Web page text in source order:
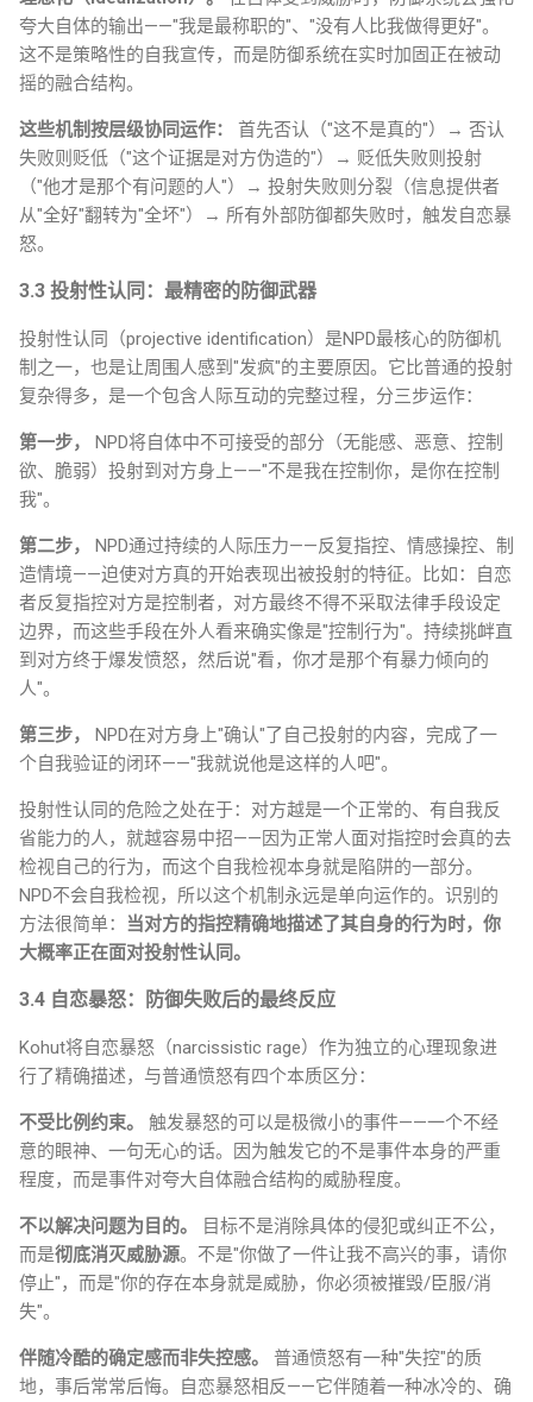
夸大自体的输出——"我是最称职的"、"没有人比我做得更好"。
这不是策略性的自我宣传，而是防御系统在实时加固正在被动
摇的融合结构。
这些机制按层级协同运作：
首先否认（"这不是真的"）→ 否认
失败则贬低（"这个证据是对方伪造的"）→ 贬低失败则投射
（"他才是那个有问题的人"）→ 投射失败则分裂（信息提供者
从"全好"翻转为"全坏"）→ 所有外部防御都失败时，触发自恋暴
怒。
3.3 投射性认同：最精密的防御武器
投射性认同（projective identification）是NPD最核心的防御机
制之一，也是让周围人感到"发疯"的主要原因。它比普通的投射
复杂得多，是一个包含人际互动的完整过程，分三步运作：
第一步，
NPD将自体中不可接受的部分（无能感、恶意、控制
欲、脆弱）投射到对方身上——"不是我在控制你，是你在控制
我"。
第二步，
NPD通过持续的人际压力——反复指控、情感操控、制
造情境——迫使对方真的开始表现出被投射的特征。比如：自恋
者反复指控对方是控制者，对方最终不得不采取法律手段设定
边界，而这些手段在外人看来确实像是"控制行为"。持续挑衅直
到对方终于爆发愤怒，然后说"看，你才是那个有暴力倾向的
人"。
第三步，
NPD在对方身上"确认"了自己投射的内容，完成了一
个自我验证的闭环——"我就说他是这样的人吧"。
投射性认同的危险之处在于：对方越是一个正常的、有自我反
省能力的人，就越容易中招——因为正常人面对指控时会真的去
检视自己的行为，而这个自我检视本身就是陷阱的一部分。
NPD不会自我检视，所以这个机制永远是单向运作的。识别的
方法很简单：
当对方的指控精确地描述了其自身的行为时，你
大概率正在面对投射性认同。
3.4 自恋暴怒：防御失败后的最终反应
Kohut将自恋暴怒（narcissistic rage）作为独立的心理现象进
行了精确描述，与普通愤怒有四个本质区分：
不受比例约束。
触发暴怒的可以是极微小的事件——一个不经
意的眼神、一句无心的话。因为触发它的不是事件本身的严重
程度，而是事件对夸大自体融合结构的威胁程度。
不以解决问题为目的。
目标不是消除具体的侵犯或纠正不公，
而是彻底消灭威胁源。不是"你做了一件让我不高兴的事，请你
停止"，而是"你的存在本身就是威胁，你必须被摧毁/臣服/消
失"。
伴随冷酷的确定感而非失控感。
普通愤怒有一种"失控"的质
地，事后常常后悔。自恋暴怒相反——它伴随着一种冰冷的、确